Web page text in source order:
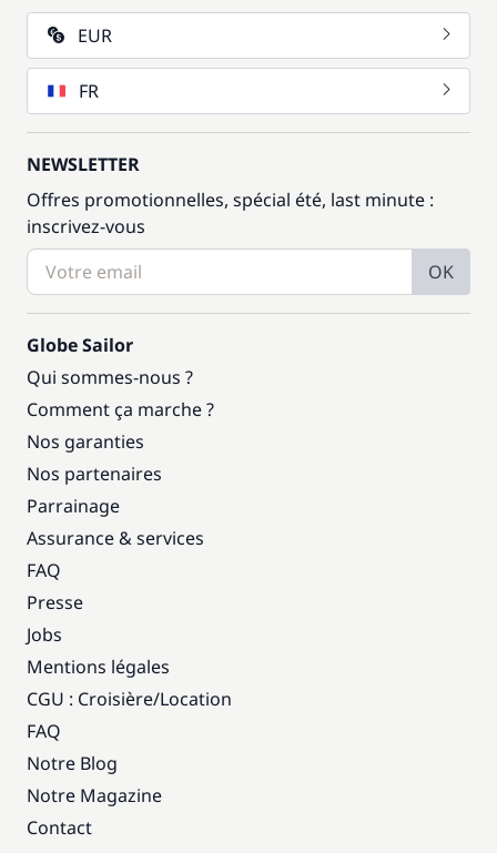
EUR
FR
NEWSLETTER
Offres promotionnelles, spécial été, last minute :
inscrivez-vous
OK
Globe Sailor
Qui sommes-nous ?
Comment ça marche ?
Nos garanties
Nos partenaires
Parrainage
Assurance & services
FAQ
Presse
Jobs
Mentions légales
CGU : Croisière/Location
FAQ
Notre Blog
Notre Magazine
Contact